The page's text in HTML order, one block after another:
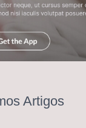
Artigos